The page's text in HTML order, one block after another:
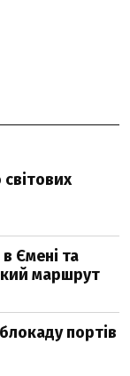
Ємені та
маршрут
портів